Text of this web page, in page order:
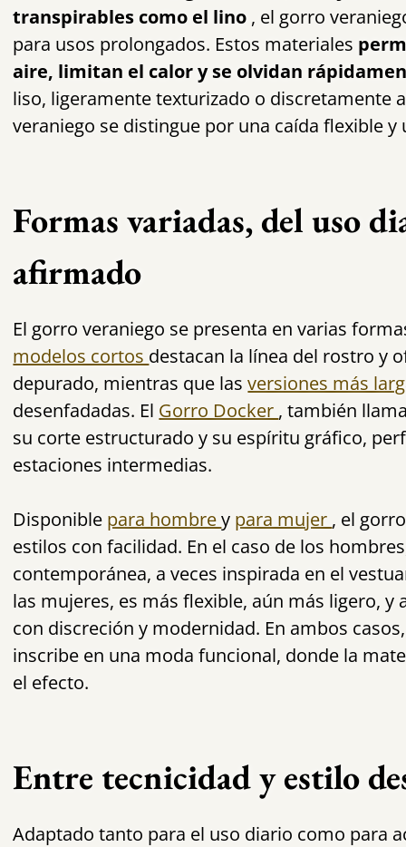
transpirables como el lino , el gorro
para usos prolongados. Estos materiales
aire, limitan el calor y se olvidan
liso, ligeramente texturizado o discretamente
veraniego se distingue por una caída flexible y
Formas variadas, del uso
afirmado
El gorro veraniego se presenta en varias
modelos cortos destacan la línea del rostro y
depurado, mientras que lasversiones más
desenfadadas. El Gorro Docker , también
su corte estructurado y su espíritu gráfico,
estaciones intermedias.
Disponible para hombrey para mujer , el
estilos con facilidad. En el caso de los
contemporánea, a veces inspirada en el
las mujeres, es más flexible, aún más ligero, y
con discreción y modernidad. En ambos
inscribe en una moda funcional, donde la
el efecto.
Entre tecnicidad y estilo
Adaptado tanto para el uso diario como para